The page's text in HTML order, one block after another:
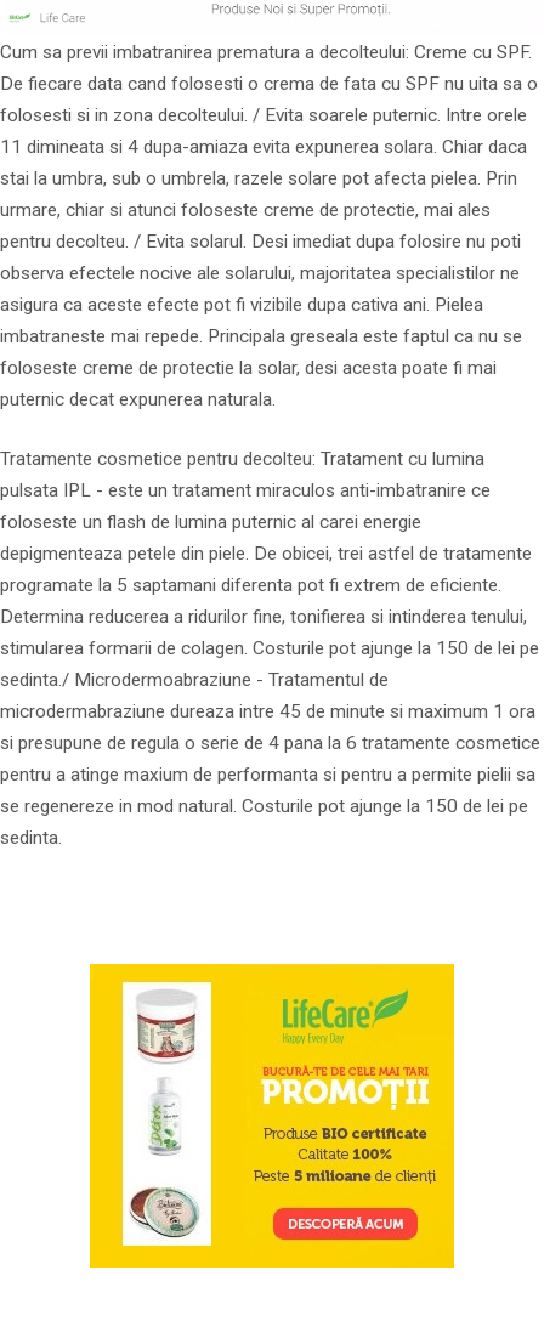
Cum sa previi imbatranirea prematura a decolteului: Creme cu SPF.
De fiecare data cand folosesti o crema de fata cu SPF nu uita sa o
folosesti si in zona decolteului. / Evita soarele puternic. Intre orele
11 dimineata si 4 dupa-amiaza evita expunerea solara. Chiar daca
stai la umbra, sub o umbrela, razele solare pot afecta pielea. Prin
urmare, chiar si atunci foloseste creme de protectie, mai ales
pentru decolteu. / Evita solarul. Desi imediat dupa folosire nu poti
observa efectele nocive ale solarului, majoritatea specialistilor ne
asigura ca aceste efecte pot fi vizibile dupa cativa ani. Pielea
imbatraneste mai repede. Principala greseala este faptul ca nu se
foloseste creme de protectie la solar, desi acesta poate fi mai
puternic decat expunerea naturala.
Tratamente cosmetice pentru decolteu: Tratament cu lumina
pulsata IPL - este un tratament miraculos anti-imbatranire ce
foloseste un flash de lumina puternic al carei energie
depigmenteaza petele din piele. De obicei, trei astfel de tratamente
programate la 5 saptamani diferenta pot fi extrem de eficiente.
Determina reducerea a ridurilor fine, tonifierea si intinderea tenului,
stimularea formarii de colagen. Costurile pot ajunge la 150 de lei pe
sedinta./ Microdermoabraziune - Tratamentul de
microdermabraziune dureaza intre 45 de minute si maximum 1 ora
si presupune de regula o serie de 4 pana la 6 tratamente cosmetice
pentru a atinge maxium de performanta si pentru a permite pielii sa
se regenereze in mod natural. Costurile pot ajunge la 150 de lei pe
sedinta.